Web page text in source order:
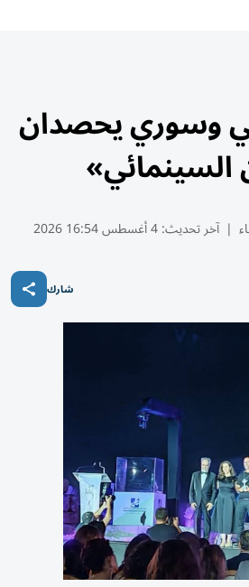
وسوري يحصدان
السينمائي»
| آخر تحديث:4 أغسطس 16:54 2026
شارك